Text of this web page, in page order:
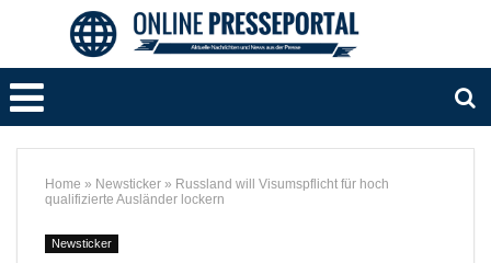
Home » Newsticker » Russland will Visumspflicht für hoch
qualifizierte Ausländer lockern
Newsticker